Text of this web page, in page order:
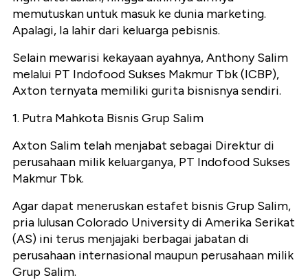
memutuskan untuk masuk ke dunia marketing.
Apalagi, Ia lahir dari keluarga pebisnis.
Selain mewarisi kekayaan ayahnya, Anthony Salim
melalui PT Indofood Sukses Makmur Tbk (ICBP),
Axton ternyata memiliki gurita bisnisnya sendiri.
1. Putra Mahkota Bisnis Grup Salim
Axton Salim telah menjabat sebagai Direktur di
perusahaan milik keluarganya, PT Indofood Sukses
Makmur Tbk.
Agar dapat meneruskan estafet bisnis Grup Salim,
pria lulusan Colorado University di Amerika Serikat
(AS) ini terus menjajaki berbagai jabatan di
perusahaan internasional maupun perusahaan milik
Grup Salim.